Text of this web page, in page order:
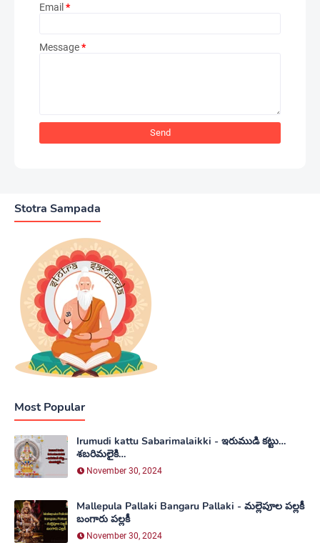
Email *
Message*
Stotra Sampada
Most Popular
Irumudi kattu Sabarimalaikki - ఇరుముడి కట్టు…
శబరిమలైకి…
November 30, 2024
Mallepula Pallaki Bangaru Pallaki - మల్లెపూల పల్లకీ
బంగారు పల్లకీ
November 30, 2024